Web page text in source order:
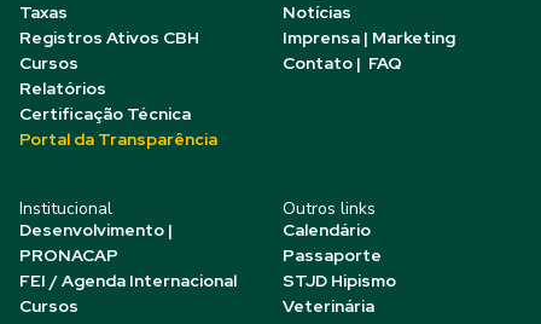
Taxas
Registros Ativos CBH
Cursos
Relatórios
Certificação Técnica
Portal da Transparência
Notícias
Imprensa | Marketing
Contato | FAQ
Institucional
Desenvolvimento |
PRONACAP
FEI / Agenda Internacional
Cursos
Outros links
Calendário
Passaporte
STJD Hipismo
Veterinária